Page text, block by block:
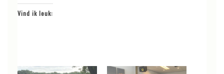
Vind ik leuk: